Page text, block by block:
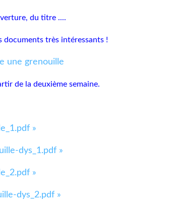
du titre ....
documents très intéressants !
de la deuxième semaine.
»
dys_1.pdf »
»
dys_2.pdf »